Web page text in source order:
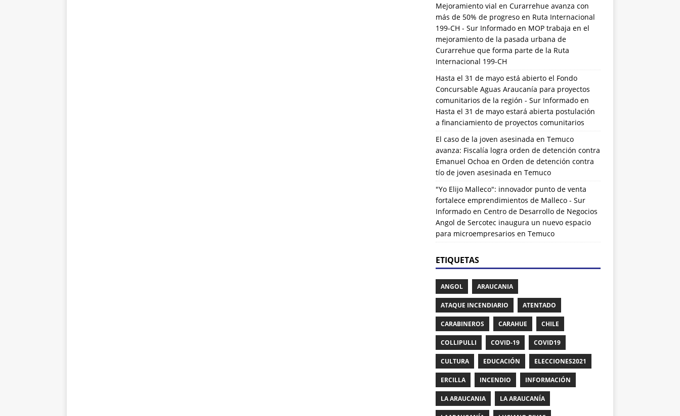
Mejoramiento vial en Curarrehue avanza con
más de 50% de progreso en Ruta Internacional
199-CH - Sur Informadoen MOP trabaja en el
mejoramiento de la pasada urbana de
Curarrehue que forma parte de la Ruta
Internacional 199-CH
Hasta el 31 de mayo está abierto el Fondo
Concursable Aguas Araucanía para proyectos
comunitarios de la región - Sur Informadoen
Hasta el 31 de mayo estará abierta postulación
a financiamiento de proyectos comunitarios
El caso de la joven asesinada en Temuco
avanza: Fiscalía logra orden de detención contra
Emanuel Ochoa en Orden de detención contra
tío de joven asesinada en Temuco
"Yo Elijo Malleco": innovador punto de venta
fortalece emprendimientos de Malleco - Sur
Informadoen Centro de Desarrollo de Negocios
Angol de Sercotec inaugura un nuevo espacio
para microempresarios en Temuco
ETIQUETAS
ANGOL ARAUCANIA
ATAQUE INCENDIARIO ATENTADO
CARABINEROS CARAHUE CHILE
COLLIPULLI COVID-19 COVID19
CULTURA EDUCACIÓN ELECCIONES2021
ERCILLA INCENDIO INFORMACIÓN
LA ARAUCANIA LA ARAUCANÍA